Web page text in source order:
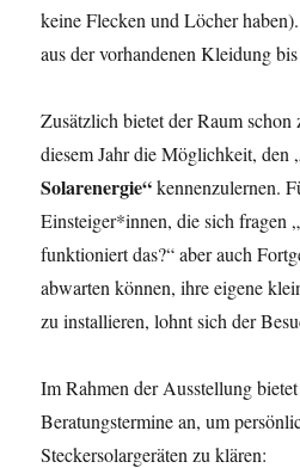
keine Flecken und Löcher
aus der vorhandenen Kleidung
Zusätzlich bietet der Raum
diesem Jahr die Möglichkeit, den
Solarenergie“kennenzulernen.
Einsteiger*innen, die sich fragen
funktioniert das?“ aber auch
abwarten können, ihre eigene
zu installieren, lohnt sich der
Im Rahmen der Ausstellung
Beratungstermine an, um
Steckersolargeräten zu klären: